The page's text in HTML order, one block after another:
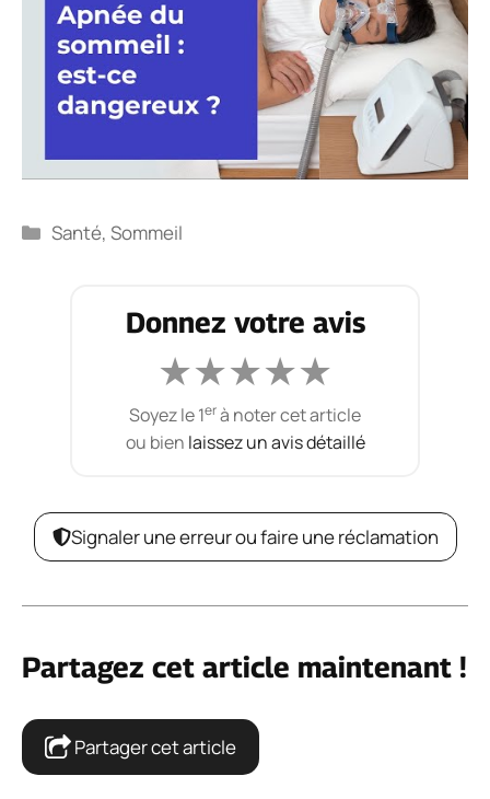
Catégories
Santé,Sommeil
Donnez votre avis
★★★★★
Soyez le 1erà noter cet article
ou bien laissez un avis détaillé
Signaler une erreur ou faire une réclamation
Partagez cet article maintenant !
Partager cet article